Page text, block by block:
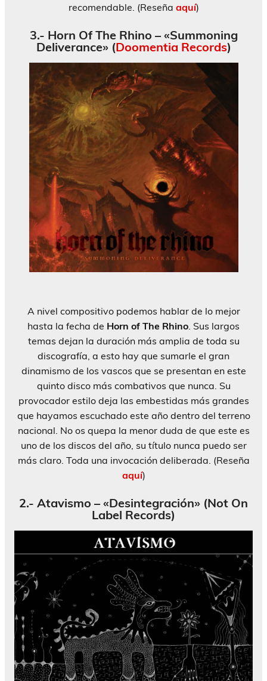
recomendable. (Reseña aquí)
3.- Horn Of The Rhino – «Summoning
Deliverance» (Doomentia Records)
A nivel compositivo podemos hablar de lo mejor
hasta la fecha de Horn of The Rhino . Sus largos
temas dejan la duración más amplia de toda su
discografía, a esto hay que sumarle el gran
dinamismo de los vascos que se presentan en este
quinto disco más combativos que nunca. Su
provocador estilo deja las embestidas más grandes
que hayamos escuchado este año dentro del terreno
nacional. No os quepa la menor duda de que este es
uno de los discos del año, su título nunca puedo ser
más claro. Toda una invocación deliberada. (Reseña
aquí)
2.- Atavismo – «Desintegración» (Not On
Label Records)